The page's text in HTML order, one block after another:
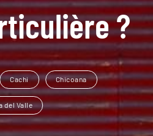
?
Cachi Chicoana
del Valle